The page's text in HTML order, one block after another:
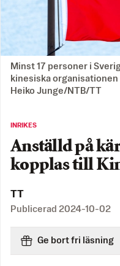
Minst 17 personer i
kinesiska
Heiko Junge/NTB/TT
INRIKES
Anställd på
kopplas till
TT
Publicerad 2024-10-02
Ge bort fri läsning